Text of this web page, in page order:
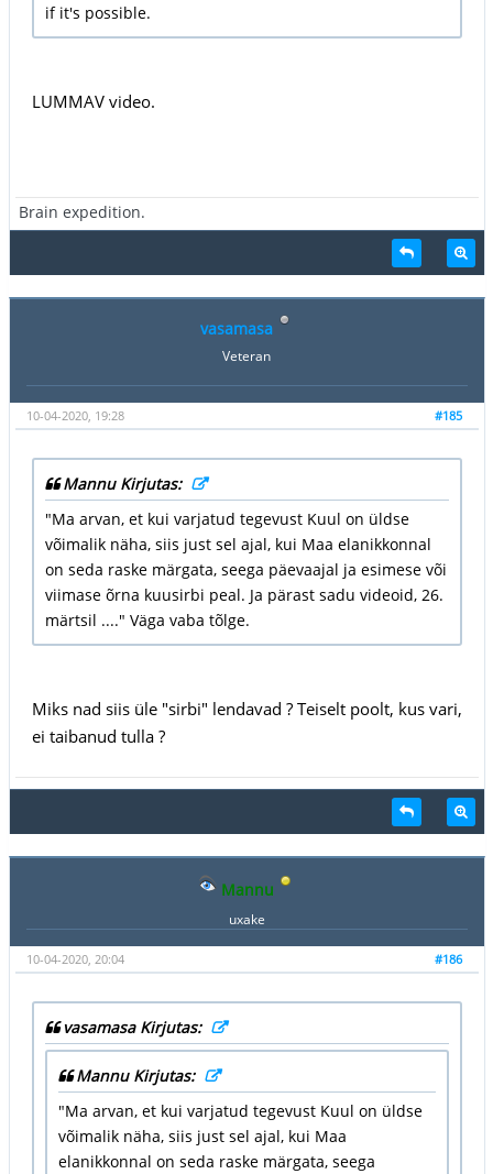
if it's possible.
LUMMAV video.
Brain expedition.
vasamasa
Veteran
#185
10-04-2020, 19:28
Mannu Kirjutas:
"Ma arvan, et kui varjatud tegevust Kuul on üldse
võimalik näha, siis just sel ajal, kui Maa elanikkonnal
on seda raske märgata, seega päevaajal ja esimese või
viimase õrna kuusirbi peal. Ja pärast sadu videoid, 26.
märtsil ...." Väga vaba tõlge.
Miks nad siis üle "sirbi" lendavad ? Teiselt poolt, kus vari,
ei taibanud tulla ?
Mannu
uxake
#186
10-04-2020, 20:04
vasamasa Kirjutas:
Mannu Kirjutas:
"Ma arvan, et kui varjatud tegevust Kuul on üldse
võimalik näha, siis just sel ajal, kui Maa
elanikkonnal on seda raske märgata, seega